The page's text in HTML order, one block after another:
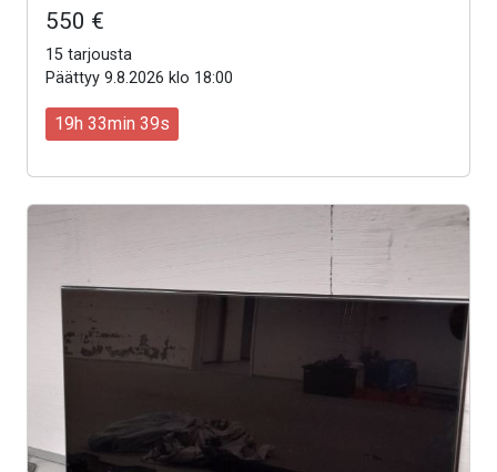
550 €
15 tarjousta
Päättyy 9.8.2026 klo 18:00
19h 33min 37s